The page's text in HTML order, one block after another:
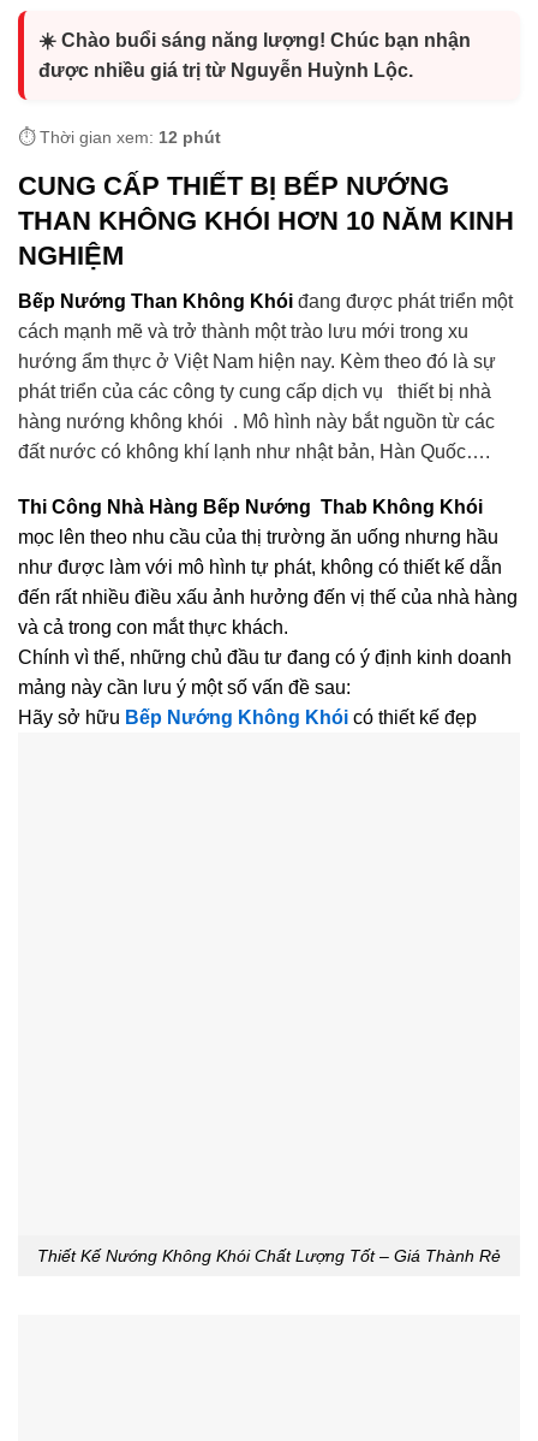
☀️ Chào buổi sáng năng lượng! Chúc bạn nhận
được nhiều giá trị từ Nguyễn Huỳnh Lộc.
⏱️ Thời gian xem: 12 phút
CUNG CẤP THIẾT BỊ BẾP NƯỚNG
THAN KHÔNG KHÓI HƠN 10 NĂM KINH
NGHIỆM
Bếp Nướng Than Không Khói đang được phát triển một
cách mạnh mẽ và trở thành một trào lưu mới trong xu
hướng ẩm thực ở Việt Nam hiện nay. Kèm theo đó là sự
phát triển của các công ty cung cấp dịch vụ thiết bị nhà
hàng nướng không khói . Mô hình này bắt nguồn từ các
đất nước có không khí lạnh như nhật bản, Hàn Quốc….
Thi Công Nhà Hàng Bếp Nướng Thab Không Khói
mọc lên theo nhu cầu của thị trường ăn uống nhưng hầu
như được làm với mô hình tự phát, không có thiết kế dẫn
đến rất nhiều điều xấu ảnh hưởng đến vị thế của nhà hàng
và cả trong con mắt thực khách.
Chính vì thế, những chủ đầu tư đang có ý định kinh doanh
mảng này cần lưu ý một số vấn đề sau:
Hãy sở hữu Bếp Nướng Không Khói có thiết kế đẹp
Thiết Kế Nướng Không Khói Chất Lượng Tốt – Giá Thành Rẻ